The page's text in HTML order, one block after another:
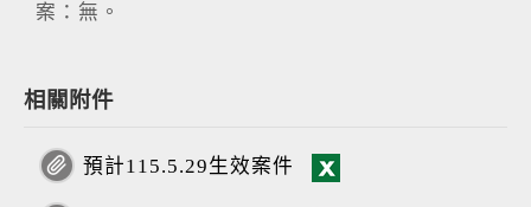
案：無。
相關附件
預計115.5.29生效案件